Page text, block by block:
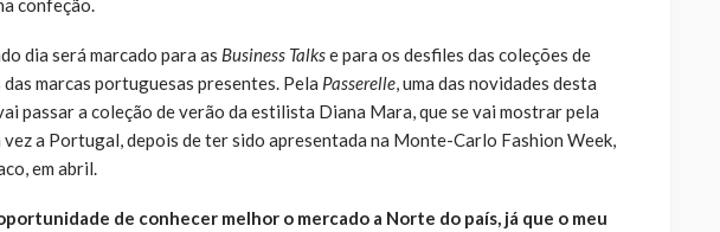
dia será marcado para as Business Talkse para os desfiles das coleções de
das marcas portuguesas presentes. Pela Passerelle , uma das novidades desta
passar a coleção de verão da estilista Diana Mara, que se vai mostrar pela
a Portugal, depois de ter sido apresentada na Monte-Carlo Fashion Week,
em abril.
de conhecer melhor o mercado a Norte do país, já que o meu